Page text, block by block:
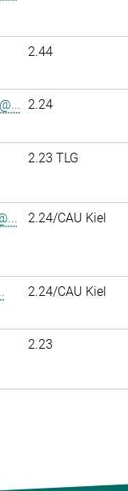
2.44
2.24
2.23 TLG
2.24/CAU Kiel
2.24/CAU Kiel
2.23